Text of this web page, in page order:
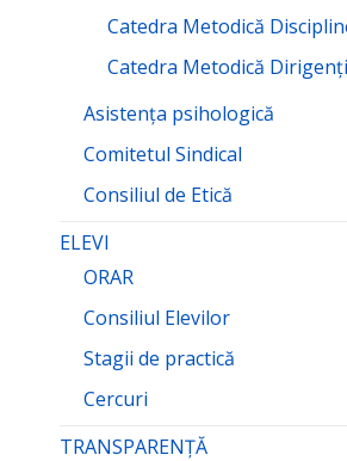
Catedra Metodică
Catedra Metodică
Asistența psihologică
Comitetul Sindical
Consiliul de Etică
ELEVI
ORAR
Consiliul Elevilor
Stagii de practică
Cercuri
TRANSPARENȚĂ